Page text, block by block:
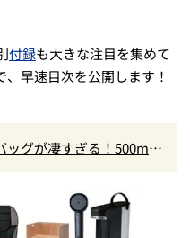
付録も大きな注目を集めて
早速目次を公開します！
ッグが凄すぎる！500mL